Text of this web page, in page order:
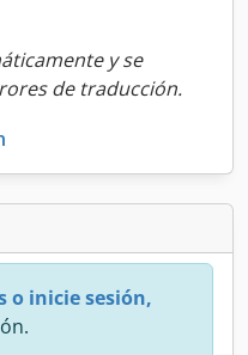
y se
de traducción.
o inicie sesión,